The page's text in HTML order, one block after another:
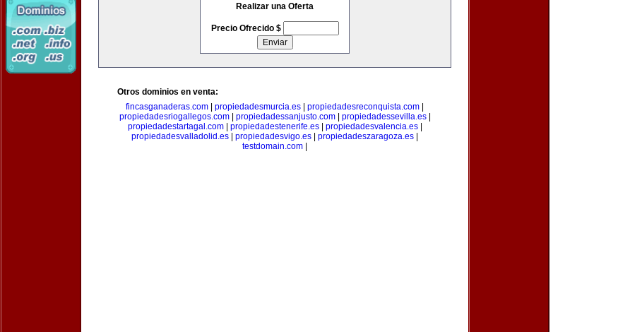
Realizar una Oferta
Precio Ofrecido $
Otros dominios en venta:
fincasganaderas.com
propiedadesmurcia.es propiedadesreconquista.com
propiedadesriogallegos.com| propiedadessanjusto.com| propiedadessevilla.es|
propiedadestartagal.com| propiedadestenerife.es| propiedadesvalencia.es|
propiedadesvalladolid.es
propiedadesvigo.es propiedadeszaragoza.es
testdomain.com